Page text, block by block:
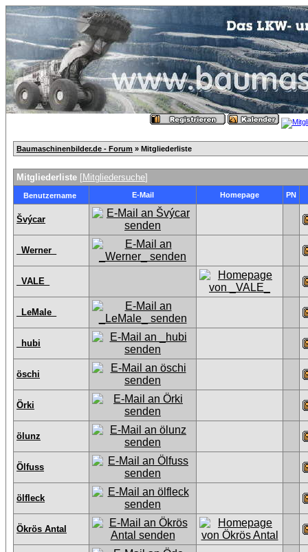
Baumaschinenbilder.de - Forum » Mitgliederliste
Mitgliederliste [Mitgliedersuche]
Benutzername E-Mail Homepage PN
Švýcar
_Werner_
_VALE_
_LeMale_
_hubi
öschi
Örki
ölunz
Ölfuss
ölfleck
Ökrös Antal